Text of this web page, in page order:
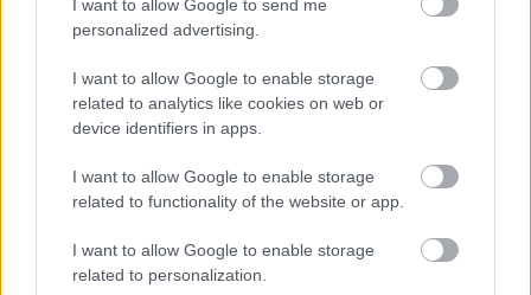
I want to allow Google to send me
personalized advertising.
I want to allow Google to enable storage
related to analytics like cookies on web or
device identifiers in apps.
I want to allow Google to enable storage
related to functionality of the website or app.
I want to allow Google to enable storage
related to personalization.
office.com oldalon bejelentkezve, a saját fiókunkba
belépve aktiválhatjuk [Az Office 365 megosztása]
gombra kattintva.